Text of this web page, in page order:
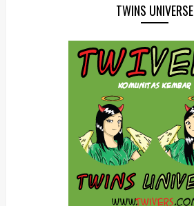
TWINS UNIVERSE